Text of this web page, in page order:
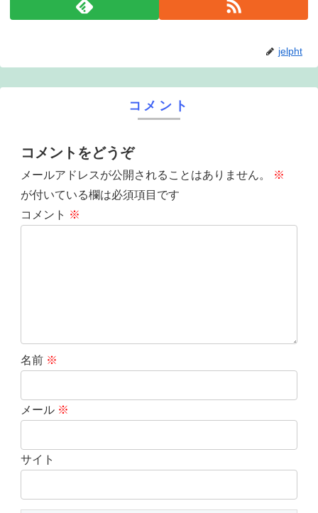
jelpht
コメント
コメントをどうぞ
メールアドレスが公開されることはありません。
※
が付いている欄は必須項目です
コメント ※
名前 ※
メール ※
サイト